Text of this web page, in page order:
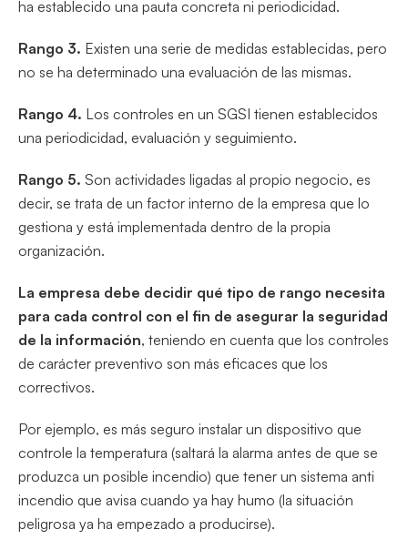
ha establecido una pauta concreta ni periodicidad.
Rango 3. Existen una serie de medidas establecidas, pero
no se ha determinado una evaluación de las mismas.
Rango 4. Los controles en un SGSI tienen establecidos
una periodicidad, evaluación y seguimiento.
Rango 5. Son actividades ligadas al propio negocio, es
decir, se trata de un factor interno de la empresa que lo
gestiona y está implementada dentro de la propia
organización.
La empresa debe decidir qué tipo de rango necesita
para cada control con el fin de asegurar la seguridad
de la información, teniendo en cuenta que los controles
de carácter preventivo son más eficaces que los
correctivos.
Por ejemplo, es más seguro instalar un dispositivo que
controle la temperatura (saltará la alarma antes de que se
produzca un posible incendio) que tener un sistema anti
incendio que avisa cuando ya hay humo (la situación
peligrosa ya ha empezado a producirse).